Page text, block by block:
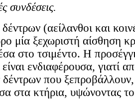
συνδέσεις.
(αείλανθοι και
μία ξεχωριστή αίσθηση
στο τσιμέντο. Η
ενδιαφέρουσα, γιατί
που ξεπροβάλλουν,
στα κτήρια, υψώνοντας